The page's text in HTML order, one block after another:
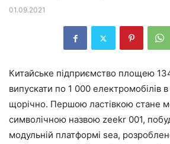
01.09.2021
Китайське підприємство площею
випускати по 1 000 електромобілів
щорічно. Першою ластівкою стане
символічною назвою zeekr 001,
модульній платформі sea,